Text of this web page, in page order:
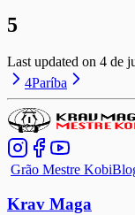
5
Last updated on 4 de
4Paríba
Grão Mestre Kobi
Krav Maga